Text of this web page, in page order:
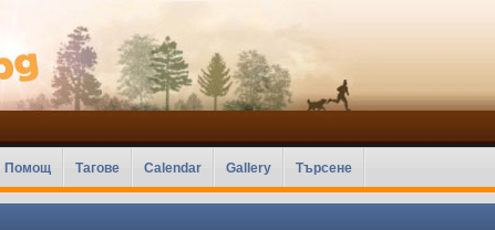
Помощ Тагове Calendar Gallery Търсене